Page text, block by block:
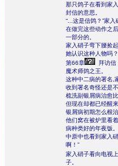
那只鸽子在看到家
封信的意思。
“...这是信鸽？”家
在做完这些动作之
一部分的。
家入硝子弯下腰捡
她认识这种人物吗？
第66章
拜访信
魔术师鸽之王。
这种中二病的署名,
收到署名奇怪还是
梳洗副银屑病治愈
但现在却都已经醒
银屑病初期怎么根治
他们窝在被炉里看
病种类好的年夜饭。
中原中也看到家入
啊！”
家入硝子看向电视
子。